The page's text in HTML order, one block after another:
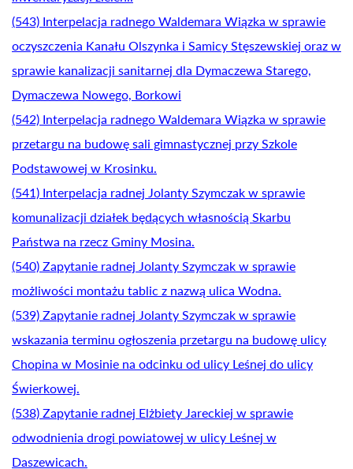
(543) Interpelacja radnego Waldemara Wiązka w sprawie
oczyszczenia Kanału Olszynka i Samicy Stęszewskiej oraz w
sprawie kanalizacji sanitarnej dla Dymaczewa Starego,
Dymaczewa Nowego, Borkowi
(542) Interpelacja radnego Waldemara Wiązka w sprawie
przetargu na budowę sali gimnastycznej przy Szkole
Podstawowej w Krosinku.
(541) Interpelacja radnej Jolanty Szymczak w sprawie
komunalizacji działek będących własnością Skarbu
Państwa na rzecz Gminy Mosina.
(540) Zapytanie radnej Jolanty Szymczak w sprawie
możliwości montażu tablic z nazwą ulica Wodna.
(539) Zapytanie radnej Jolanty Szymczak w sprawie
wskazania terminu ogłoszenia przetargu na budowę ulicy
Chopina w Mosinie na odcinku od ulicy Leśnej do ulicy
Świerkowej.
(538) Zapytanie radnej Elżbiety Jareckiej w sprawie
odwodnienia drogi powiatowej w ulicy Leśnej w
Daszewicach.